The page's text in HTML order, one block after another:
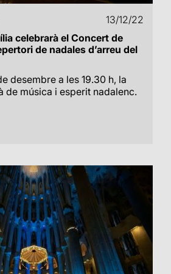
13/12/22
celebrarà el Concert de
de nadales d’arreu del
desembre a les 19.30 h, la
de música i esperit nadalenc.